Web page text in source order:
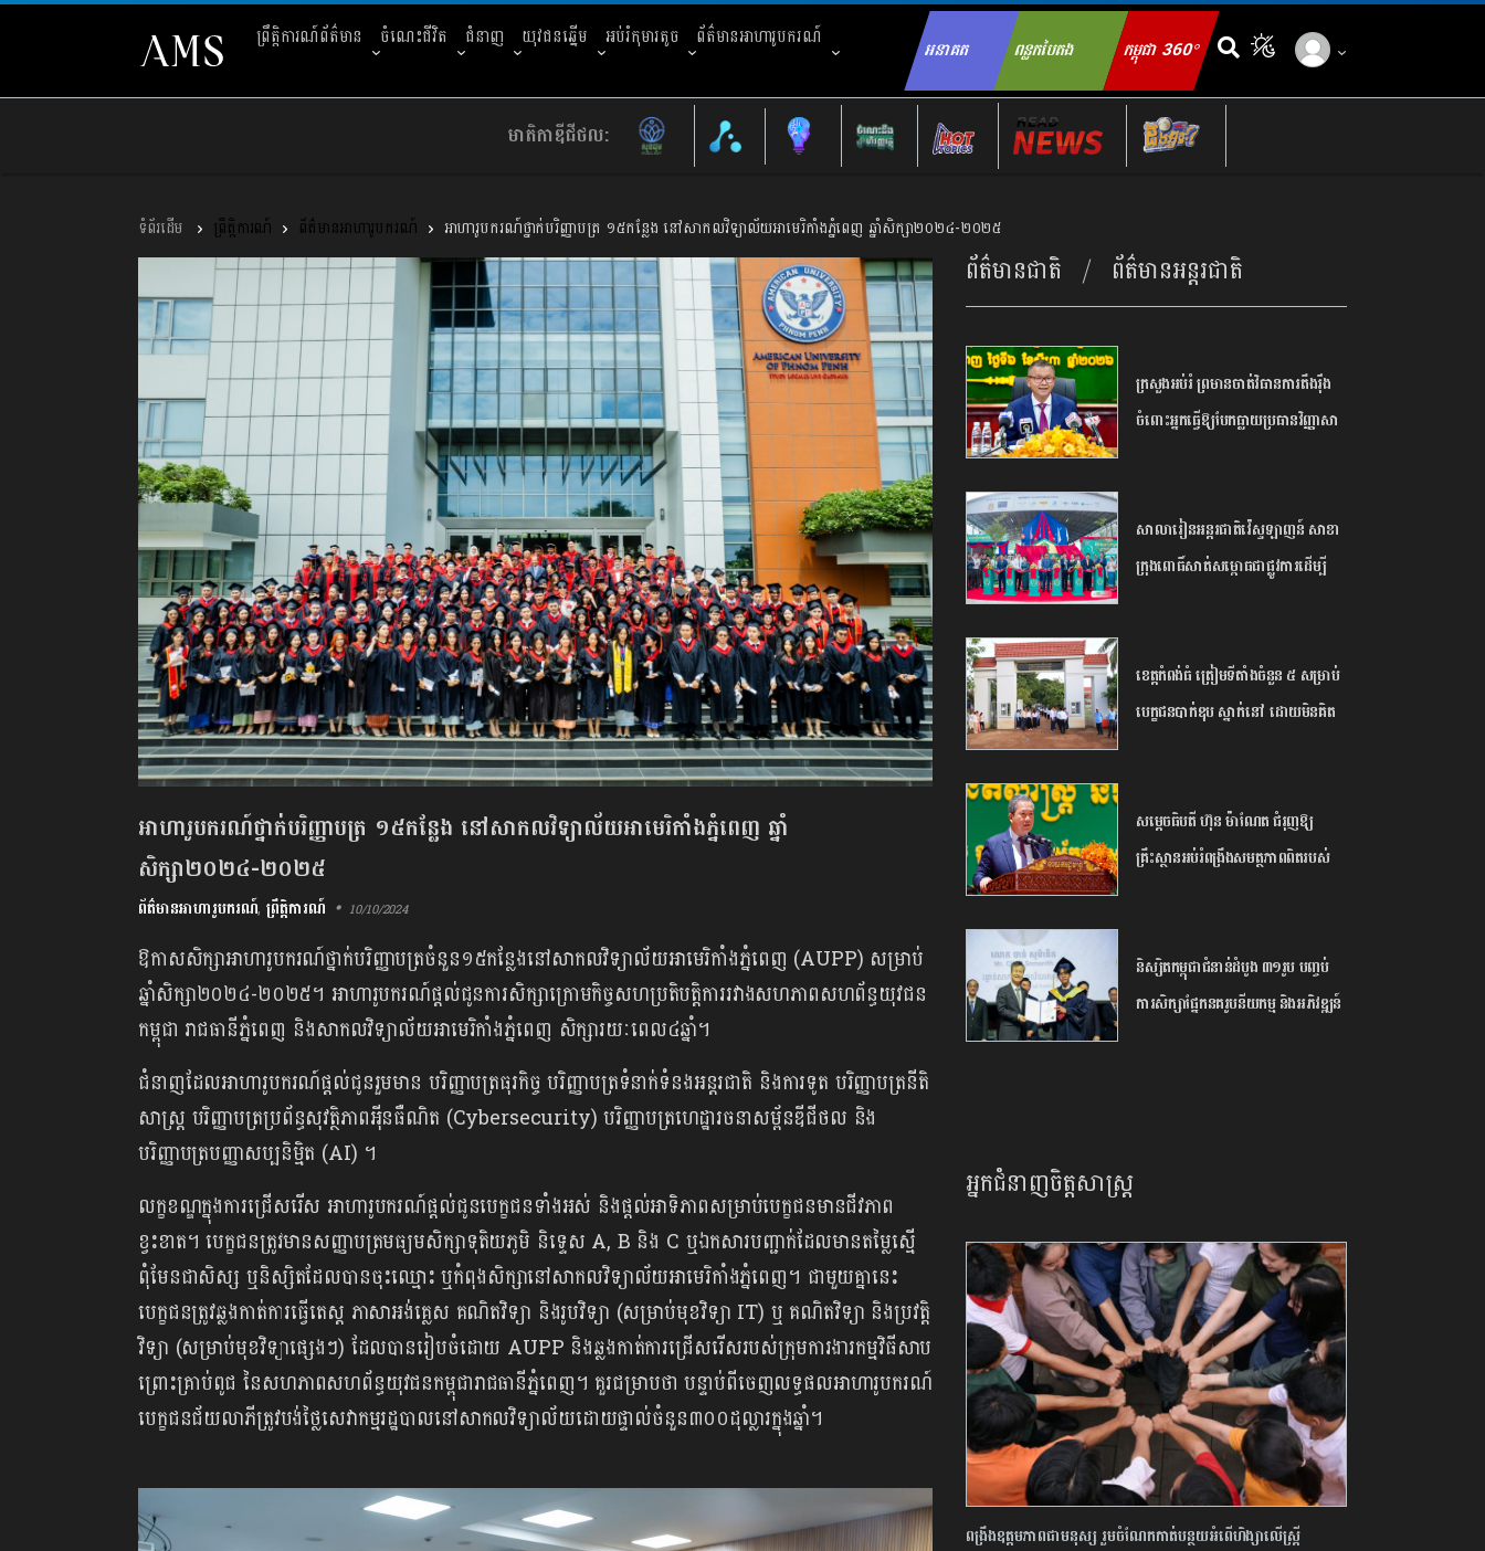
ព្រឹត្តិការណ៍ព័ត៌មាន ចំណេះជីវិត ជំនាញ យុវជនឆ្នើម អប់រំកុមារតូច ព័ត៌មានអាហារូបករណ៍ អនាគត ពន្លកបៃតង កម្ពុជា 360°
Search for:
មាតិកាឌីជីថល:
ព្រឹត្តិការណ៍ ព័ត៌មានអាហារូបករណ៍ អាហារូបករណ៍ថ្នាក់បរិញ្ញាបត្រ ១៥កន្លែង នៅសាកលវិទ្យាល័យអាមេរិកាំងភ្នំពេញ ឆ្នាំសិក្សា២០២៤-២០២៥
អាហារូបករណ៍ថ្នាក់បរិញ្ញាបត្រ ១៥កន្លែង នៅសាកលវិទ្យាល័យអាមេរិកាំងភ្នំពេញ ឆ្នាំ
សិក្សា២០២៤-២០២៥
ព័ត៌មានអាហារូបករណ៍,ព្រឹត្តិការណ៍ 10/10/2024
ឱកាសសិក្សាអាហារូបករណ៍ថ្នាក់បរិញ្ញាបត្រចំនួន១៥កន្លែងនៅសាកលវិទ្យាល័យអាមេរិកាំងភ្នំពេញ (AUPP) សម្រាប់
ឆ្នាំសិក្សា២០២៤-២០២៥។ អាហារូបករណ៍ផ្ដល់ជូនការសិក្សាក្រោមកិច្ចសហប្រតិបត្តិការរវាងសហភាពសហព័ន្ធយុវជន
កម្ពុជា រាជធានីភ្នំពេញ និងសាកលវិទ្យាល័យអាមេរិកាំងភ្នំពេញ សិក្សារយៈពេល៤ឆ្នាំ។
ជំនាញដែលអាហារូបករណ៍ផ្ដល់ជូនរួមមាន បរិញ្ញាបត្រធុរកិច្ច បរិញ្ញាបត្រទំនាក់ទំនងអន្តរជាតិ និងការទូត បរិញ្ញាបត្រនីតិ
សាស្ត្រ បរិញ្ញាបត្រប្រព័ន្ធសុវត្ថិភាពអ៉ីនធឺណិត (Cybersecurity) បរិញ្ញាបត្រហេដ្ឋារចនាសម្ព័នឌីជីថល និង
បរិញ្ញាបត្របញ្ញាសប្បនិម្មិត (AI) ។
លក្ខខណ្ឌក្នុងការជ្រើសរើស អាហារូបករណ៍ផ្ដល់ជូនបេក្ខជនទាំងអស់ និងផ្ដល់អាទិភាពសម្រាប់បេក្ខជនមានជីវភាព
ខ្វះខាត។ បេក្ខជនត្រូវមានសញ្ញាបត្រមធ្យមសិក្សាទុតិយភូមិ និទ្ទេស A, B និង C ឬឯកសារបញ្ជាក់ដែលមានតម្លៃស្មើ
ពុំមែនជាសិស្ស ឬនិស្សិតដែលបានចុះឈ្មោះ ឬកំពុងសិក្សានៅសាកលវិទ្យាល័យអាមេរិកាំងភ្នំពេញ។ ជាមួយគ្នានេះ
បេក្ខជនត្រូវឆ្លងកាត់ការធ្វើតេស្ត ភាសាអង់គ្លេស គណិតវិទ្យា និងរូបវិទ្យា (សម្រាប់មុខវិទ្យា IT) ឬ គណិតវិទ្យា និងប្រវត្តិ
វិទ្យា (សម្រាប់មុខវិទ្យាផ្សេងៗ) ដែលបានរៀបចំដោយ AUPP និងឆ្លងកាត់ការជ្រើសរើសរបស់ក្រុមការងារកម្មវិធីសាប
ព្រោះគ្រាប់ពូជ នៃសហភាពសហព័ន្ធយុវជនកម្ពុជារាជធានីភ្នំពេញ។ គួរជម្រាបថា បន្ទាប់ពីចេញលទ្ធផលអាហារូបករណ៍
បេក្ខជនជ័យលាភីត្រូវបង់ថ្លៃសេវាកម្មរដ្ឋបាលនៅសាកលវិទ្យាល័យដោយផ្ទាល់ចំនួន៣០០ដុល្លារក្នុងឆ្នាំ។
ព័ត៌មានជាតិ ព័ត៌មានអន្តរជាតិ
ក្រសួង​អប់រំ ​ព្រមាន​ចាត់​វិធានការ​តឹងរ៉ឹង​
ចំពោះ​អ្នក​ធ្វើឱ្យ​បែកធ្លាយ​ប្រធាន​វិញ្ញាសា​
សាលារៀន​អន្តរជាតិ​វ៉េស្ទឡាញន៍​ ​សាខា​
ក្រុង​ពោធិ៍សាត់​សម្ពោធ​ជា​ផ្លូវការ​​ដើម្បី​
ខេត្ត​កំពង់ធំ​ ត្រៀម​ទីតាំង​ចំនួន​ ​៥​ ​សម្រាប់​
បេក្ខជន​បាក់ឌុប ស្នាក់នៅ ​ដោយ​មិន​គិត​
សម្តេច​ធិបតី​ ហ៊ុន​ ​ម៉ាណែត ​ជំរុញ​ឱ្យ​
គ្រឹះស្ថាន​អប់រំ​ពង្រឹង​សមត្ថភាព​ពិត​របស់​
និស្សិត​កម្ពុជា​ជំនាន់​ដំបូង​ ​៣១​រូប​ ​បញ្ចប់​
ការ​សិក្សា​ផ្នែក​នគរូបនីយកម្ម ​និង​អភិវឌ្ឍន៍​
អ្នកជំនាញចិត្តសាស្រ្ត
ពង្រឹងឧត្តមភាពជាមនុស្ស រួមចំណែកកាត់បន្ថយអំពើហិង្សាលើស្រ្តី